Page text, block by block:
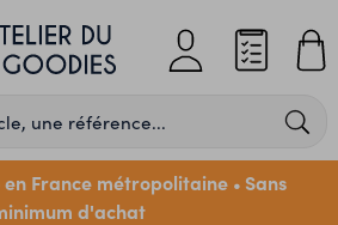
France métropolitaine • Sans
d'achat